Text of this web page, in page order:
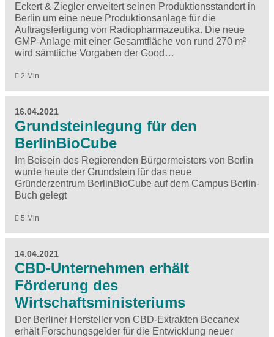
Eckert & Ziegler erweitert seinen Produktionsstandort in
Berlin um eine neue Produktionsanlage für die
Auftragsfertigung von Radiopharmazeutika. Die neue
GMP-Anlage mit einer Gesamtfläche von rund 270 m²
wird sämtliche Vorgaben der Good…
2 Min
16.04.2021
Grundsteinlegung für den
BerlinBioCube
Im Beisein des Regierenden Bürgermeisters von Berlin
wurde heute der Grundstein für das neue
Gründerzentrum BerlinBioCube auf dem Campus Berlin-
Buch gelegt
5 Min
14.04.2021
CBD-Unternehmen erhält
Förderung des
Wirtschaftsministeriums
Der Berliner Hersteller von CBD-Extrakten Becanex
erhält Forschungsgelder für die Entwicklung neuer